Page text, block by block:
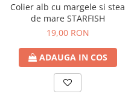
Colier alb cu margele si stea
de mare STARFISH
19,00 RON
ADAUGA IN COS